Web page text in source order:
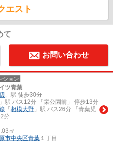
エスト
て
お問い合わせ
ション
ツ青葉
」駅 徒歩30分
」駅 バス12分 「栄公園前」 停歩13分
「 相模大野 」駅 バス26分 「青葉児
分
㎡
市中央区青葉 １丁目